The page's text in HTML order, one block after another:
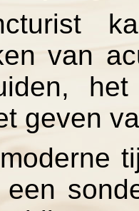
van
geven